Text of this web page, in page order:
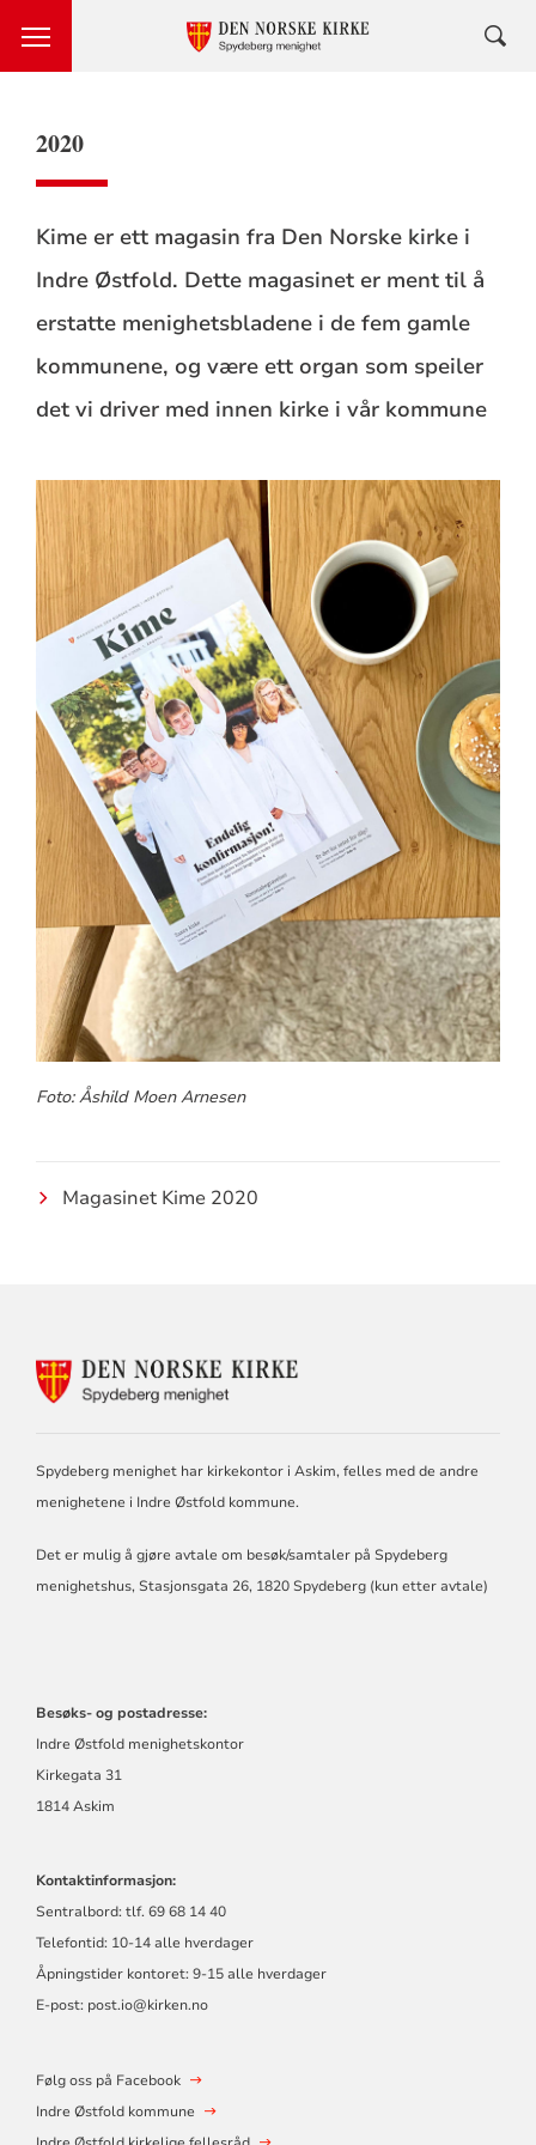
2020
Kime er ett magasin fra Den Norske kirke i
Indre Østfold. Dette magasinet er ment til å
erstatte menighetsbladene i de fem gamle
kommunene, og være ett organ som speiler
det vi driver med innen kirke i vår kommune
Foto: Åshild Moen Arnesen
Magasinet Kime 2020
KONTAKTINFORMASJON
I
SPYDEBERG
Spydeberg menighet har kirkekontor i Askim, felles med de andre
menighetene i Indre Østfold kommune.
Det er mulig å gjøre avtale om besøk/samtaler på Spydeberg
menighetshus, Stasjonsgata 26, 1820 Spydeberg (kun etter avtale)
Besøks- og postadresse:
Indre Østfold menighetskontor
Kirkegata 31
1814 Askim
Kontaktinformasjon:
Sentralbord: tlf. 69 68 14 40
Telefontid: 10-14 alle hverdager
Åpningstider kontoret: 9-15 alle hverdager
E-post: post.io@kirken.no
Følg oss på Facebook
Indre Østfold kommune